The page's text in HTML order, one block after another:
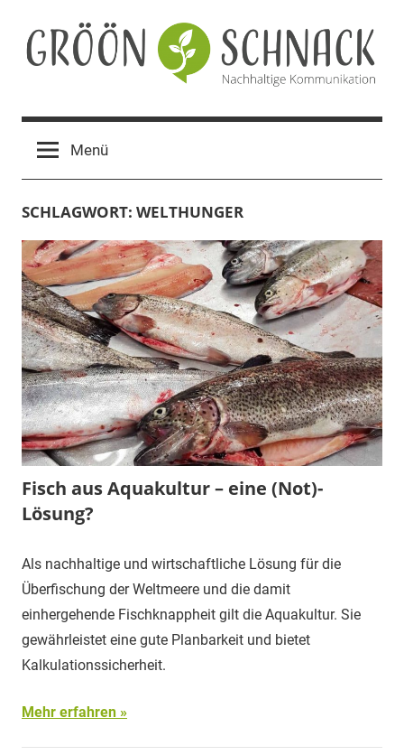
Inhalt
springen
Gröön
Schnack
Menü
SCHLAGWORT: WELTHUNGER
Fisch aus Aquakultur – eine (Not)-
Lösung?
Als nachhaltige und wirtschaftliche Lösung für die
Überfischung der Weltmeere und die damit
einhergehende Fischknappheit gilt die Aquakultur. Sie
gewährleistet eine gute Planbarkeit und bietet
Kalkulationssicherheit.
Mehr erfahren